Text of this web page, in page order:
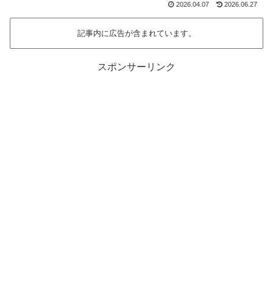
2026.04.07 2026.06.27
記事内に広告が含まれています。
スポンサーリンク